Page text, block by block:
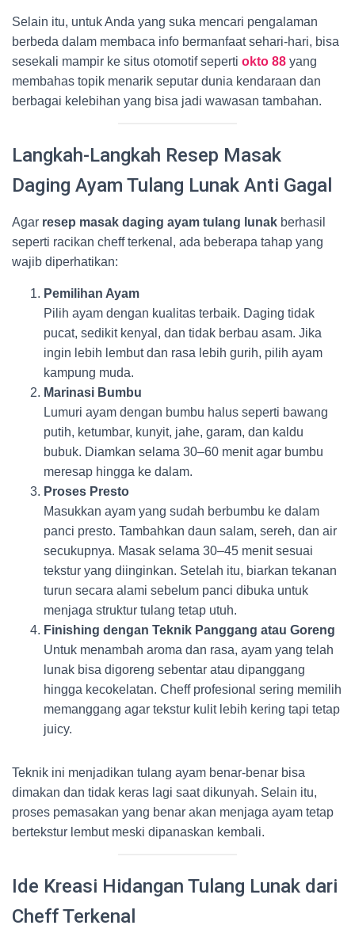
Selain itu, untuk Anda yang suka mencari pengalaman
berbeda dalam membaca info bermanfaat sehari-hari, bisa
sesekali mampir ke situs otomotif seperti okto 88 yang
membahas topik menarik seputar dunia kendaraan dan
berbagai kelebihan yang bisa jadi wawasan tambahan.
Langkah-Langkah Resep Masak
Daging Ayam Tulang Lunak Anti Gagal
Agar resep masak daging ayam tulang lunak berhasil
seperti racikan cheff terkenal, ada beberapa tahap yang
wajib diperhatikan:
Pemilihan Ayam
Pilih ayam dengan kualitas terbaik. Daging tidak
pucat, sedikit kenyal, dan tidak berbau asam. Jika
ingin lebih lembut dan rasa lebih gurih, pilih ayam
kampung muda.
Marinasi Bumbu
Lumuri ayam dengan bumbu halus seperti bawang
putih, ketumbar, kunyit, jahe, garam, dan kaldu
bubuk. Diamkan selama 30–60 menit agar bumbu
meresap hingga ke dalam.
Proses Presto
Masukkan ayam yang sudah berbumbu ke dalam
panci presto. Tambahkan daun salam, sereh, dan air
secukupnya. Masak selama 30–45 menit sesuai
tekstur yang diinginkan. Setelah itu, biarkan tekanan
turun secara alami sebelum panci dibuka untuk
menjaga struktur tulang tetap utuh.
Finishing dengan Teknik Panggang atau Goreng
Untuk menambah aroma dan rasa, ayam yang telah
lunak bisa digoreng sebentar atau dipanggang
hingga kecokelatan. Cheff profesional sering memilih
memanggang agar tekstur kulit lebih kering tapi tetap
juicy.
Teknik ini menjadikan tulang ayam benar-benar bisa
dimakan dan tidak keras lagi saat dikunyah. Selain itu,
proses pemasakan yang benar akan menjaga ayam tetap
bertekstur lembut meski dipanaskan kembali.
Ide Kreasi Hidangan Tulang Lunak dari
Cheff Terkenal